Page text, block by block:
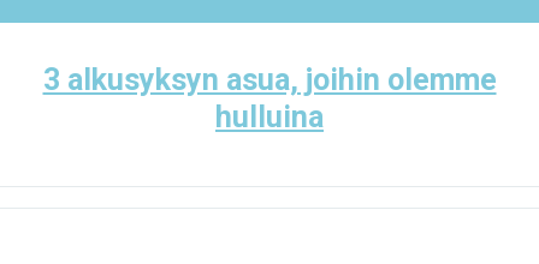
content3 alkusyksyn asua, joihin olemme
hulluina